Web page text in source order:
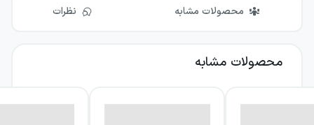
محصولات مشابه نظرات
محصولات مشابه